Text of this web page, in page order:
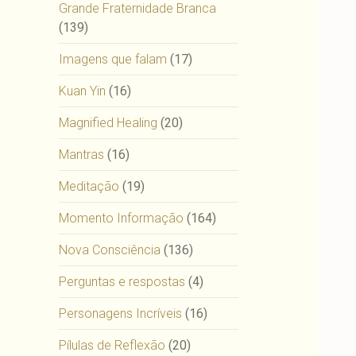
Grande Fraternidade Branca
(139)
Imagens que falam (17)
Kuan Yin (16)
Magnified Healing (20)
Mantras (16)
Meditação (19)
Momento Informação (164)
Nova Consciência (136)
Perguntas e respostas (4)
Personagens Incríveis (16)
Pílulas de Reflexão (20)